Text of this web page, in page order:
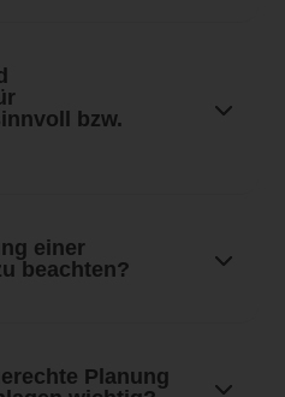
bzw.
einer
beachten?
Planung